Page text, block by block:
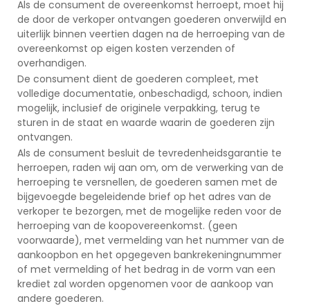
Als de consument de overeenkomst herroept, moet hij
de door de verkoper ontvangen goederen onverwijld en
uiterlijk binnen veertien dagen na de herroeping van de
overeenkomst op eigen kosten verzenden of
overhandigen.
De consument dient de goederen compleet, met
volledige documentatie, onbeschadigd, schoon, indien
mogelijk, inclusief de originele verpakking, terug te
sturen in de staat en waarde waarin de goederen zijn
ontvangen.
Als de consument besluit de tevredenheidsgarantie te
herroepen, raden wij aan om, om de verwerking van de
herroeping te versnellen, de goederen samen met de
bijgevoegde begeleidende brief op het adres van de
verkoper te bezorgen, met de mogelijke reden voor de
herroeping van de koopovereenkomst. (geen
voorwaarde), met vermelding van het nummer van de
aankoopbon en het opgegeven bankrekeningnummer
of met vermelding of het bedrag in de vorm van een
krediet zal worden opgenomen voor de aankoop van
andere goederen.